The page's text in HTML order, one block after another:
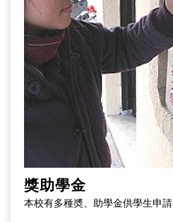
獎助學金
本校有多種奬、助學金供學生申請